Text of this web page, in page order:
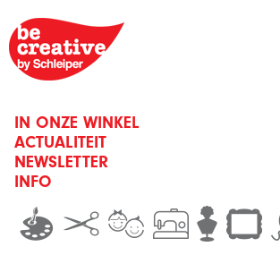
IN ONZE WINKEL
ACTUALITEIT
NEWSLETTER
INFO